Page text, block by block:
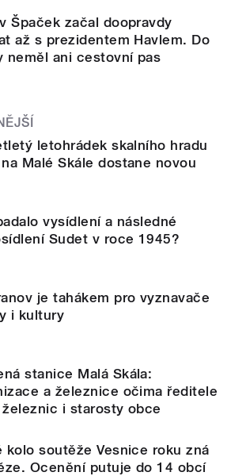
Špaček začal doopravdy
až s prezidentem Havlem. Do
neměl ani cestovní pas
letohrádek skalního hradu
Malé Skále dostane novou
vysídlení a následné
Sudet v roce 1945?
je tahákem pro vyznavače
i kultury
stanice Malá Skála:
a železnice očima ředitele
železnic i starosty obce
kolo soutěže Vesnice roku zná
Ocenění putuje do 14 obcí